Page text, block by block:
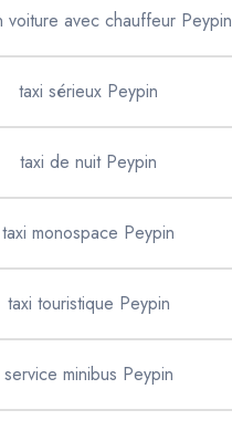
voiture avec chauffeur Peypin
taxi sérieux Peypin
taxi de nuit Peypin
taxi monospace Peypin
taxi touristique Peypin
service minibus Peypin